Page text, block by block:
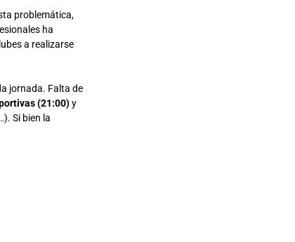
problemática,
ha
a realizarse
jornada. Falta de
(21:00)y
Si bien la